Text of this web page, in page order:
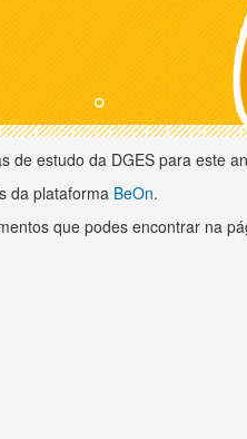
estudo da DGES para este
da plataforma BeOn.
que podes encontrar na